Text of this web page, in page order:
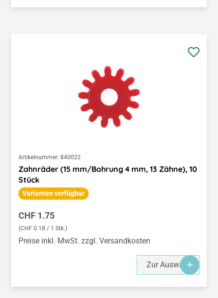
Artikelnummer: 840022
Zahnräder (15 mm/Bohrung 4 mm, 13 Zähne), 10
Stück
Varianten verfügbar
Regulärer Preis:
CHF 1.75
(CHF 0.18 / 1 Stk.)
Preise inkl. MwSt. zzgl. Versandkosten
Zur Auswahl